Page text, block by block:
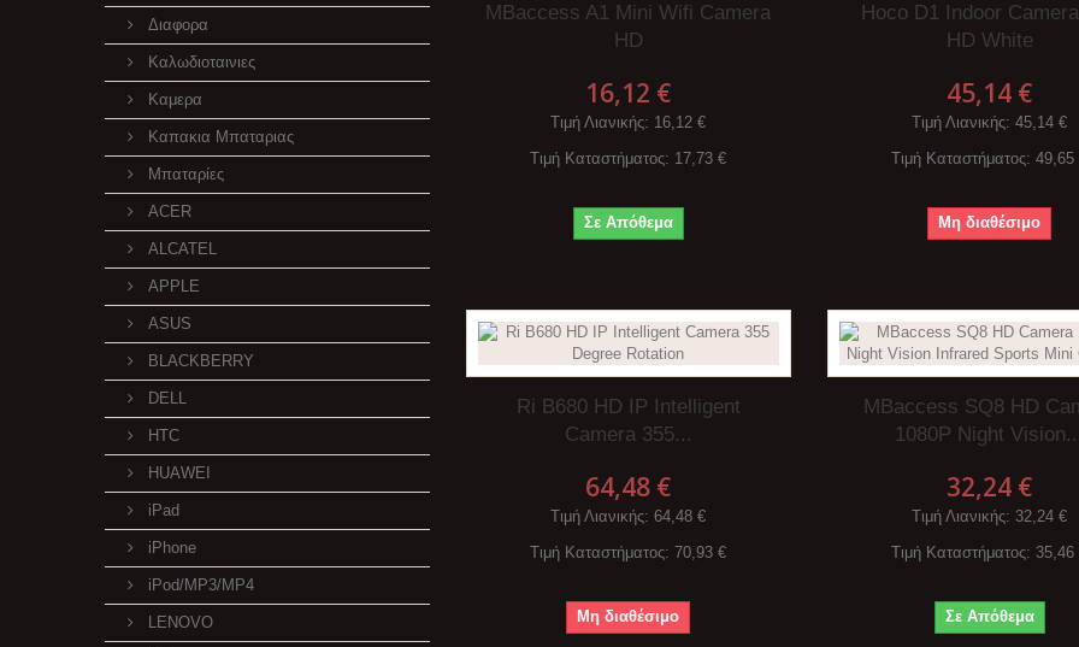
Διαφορα
Καλωδιοταινιες
Καμερα
Καπακια Μπαταριας
Μπαταρίες
ACER
ALCATEL
APPLE
ASUS
BLACKBERRY
DELL
HTC
HUAWEI
iPad
iPhone
iPod/MP3/MP4
LENOVO
MBaccess A1 Mini Wifi Camera
HD
16,12 €
Τιμή Λιανικής: 16,12 €
Τιμή Καταστήματος: 17,73 €
Σε Απόθεμα
Hoco D1 Indoor
HD White
45,14 €
Τιμή Λιανικής: 45,14 €
Τιμή Καταστήματος: 49,65
Μη διαθέσιμο
Ri B680 HD IP Intelligent
Camera 355...
64,48 €
Τιμή Λιανικής: 64,48 €
Τιμή Καταστήματος: 70,93 €
Μη διαθέσιμο
MBaccess SQ8 HD
1080P Night
32,24 €
Τιμή Λιανικής: 32,24 €
Τιμή Καταστήματος: 35,46
Σε Απόθεμα